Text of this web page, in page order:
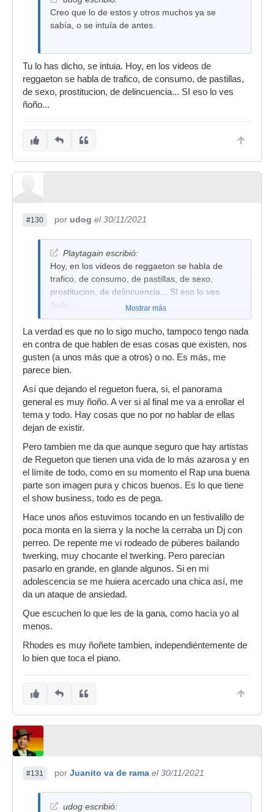
Creo que lo de estos y otros muchos ya se
sabía, o se intuía de antes.
Tu lo has dicho, se intuia. Hoy, en los videos de
reggaeton se habla de trafico, de consumo, de pastillas,
de sexo, prostitucion, de delincuencia... SI eso lo ves
ñoño...
#130 por udog el 30/11/2021
Playtagain escribió:
Hoy, en los videos de reggaeton se habla de
trafico, de consumo, de pastillas, de sexo,
prostitucion, de delincuencia... SI eso lo ves
ñoño...
Mostrar más
La verdad es que no lo sigo mucho, tampoco tengo nada
en contra de que hablen de esas cosas que existen, nos
gusten (a unos más que a otros) o no. Es más, me
parece bien.
Así que dejando el regueton fuera, si, el panorama
general es muy ñoño. A ver si al final me va a enrollar el
tema y todo. Hay cosas que no por no hablar de ellas
dejan de existir.
Pero tambien me da que aunque seguro que hay artistas
de Regueton que tienen una vida de lo más azarosa y en
el límite de todo, como en su momento el Rap una buena
parte son imagen pura y chicos buenos. Es lo que tiene
el show business, todo es de pega.
Hace unos años estuvimos tocando en un festivalillo de
poca monta en la sierra y la noche la cerraba un Dj con
perreo. De repente me vi rodeado de púberes bailando
twerking, muy chocante el twerking. Pero parecían
pasarlo en grande, en glande algunos. Si en mi
adolescencia se me huiera acercado una chica así, me
da un ataque de ansiedad.
Que escuchen lo que les de la gana, como hacía yo al
menos.
Rhodes es muy ñoñete tambien, independiéntemente de
lo bien que toca el piano.
#131 por Juanito va de rama el 30/11/2021
udog escribió: